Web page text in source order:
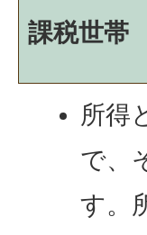
課税世帯
所得
で、
す。